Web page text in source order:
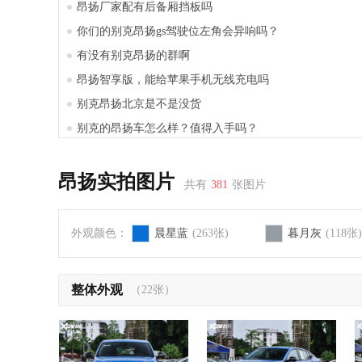
昂扬厂家配有后备厢挡板吗
你们的别克昂扬gs驾驶位左角会异响吗？
有没有别克昂扬的群啊
昂扬智享版，能给苹果手机无线充电吗
别克昂扬北京是不是没货
别克的昂扬车怎么样？值得入手吗？
昂扬一般配置值得买吗？
锐科途液体黄金轮胎抓地力怎么样？
昂扬实拍图片 共有 381 张图片
外观颜色： 晨星蓝 (263张) 暮月灰 (118张)
整体外观 （22张）